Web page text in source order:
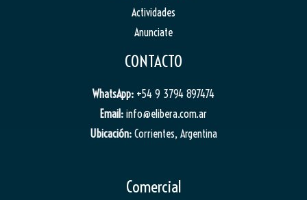
Actividades
Anunciate
CONTACTO
WhatsApp: +54 9 3794 897474
Email: info@elibera.com.ar
Ubicación: Corrientes, Argentina
Comercial